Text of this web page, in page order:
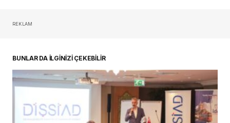
REKLAM
BUNLAR DA İLGİNİZİ ÇEKEBİLİR